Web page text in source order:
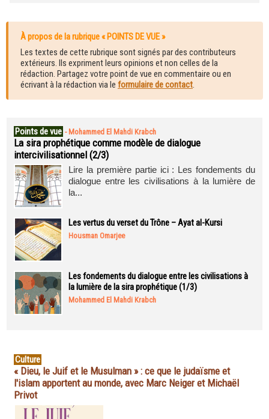
À propos de la rubrique « POINTS DE VUE »
Les textes de cette rubrique sont signés par des contributeurs
extérieurs. Ils expriment leurs opinions et non celles de la
rédaction. Partagez votre point de vue en commentaire ou en
écrivant à la rédaction via le formulaire de contact.
Points de vue - Mohammed El Mahdi Krabch
La sira prophétique comme modèle de dialogue
intercivilisationnel (2/3)
Lire la première partie ici : Les fondements du
dialogue entre les civilisations à la lumière de
la...
Les vertus du verset du Trône – Ayat al-Kursi
Housman Omarjee
Les fondements du dialogue entre les civilisations à
la lumière de la sira prophétique (1/3)
Mohammed El Mahdi Krabch
Culture
« Dieu, le Juif et le Musulman » : ce que le judaïsme et
l'islam apportent au monde, avec Marc Neiger et Michaël
Privot